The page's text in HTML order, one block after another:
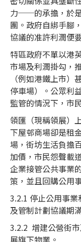
力──的承擔，於
團。政府自綁手腳
協議的准許利潤便
特區政府不單以港
市場及利潤掛勾，
（例如港鐵上市
停車場）。公眾利
監管的情況下，市
領匯（現稱領展）
下屋邨商場卻是租
場，街坊生活負擔
加價，市民怨聲載
企業接管公共事業
策，並且回購公用
3.2.1 停止公用事
及管制計劃協議期
3.2.2 增建公營街
展旗下物業。